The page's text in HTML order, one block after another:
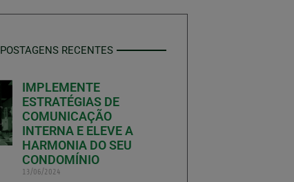
POSTAGENS RECENTES
IMPLEMENTE
ESTRATÉGIAS DE
COMUNICAÇÃO
INTERNA E ELEVE A
HARMONIA DO SEU
CONDOMÍNIO
13/06/2024